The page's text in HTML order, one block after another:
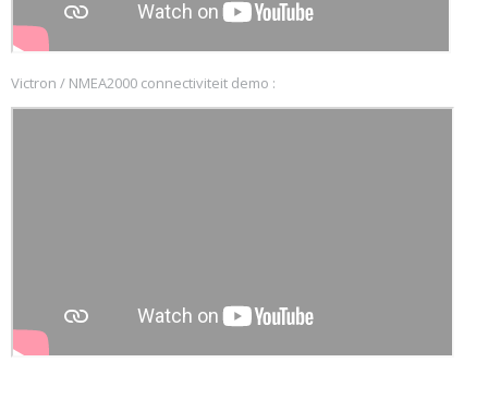
Victron / NMEA2000 connectiviteit demo :